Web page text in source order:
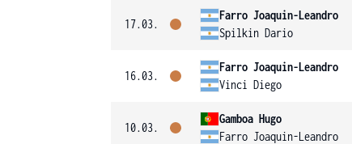
17.03.
Farro Joaquin-Leandro
Spilkin Dario
16.03.
Farro Joaquin-Leandro
Vinci Diego
10.03.
Gamboa Hugo
Farro Joaquin-Leandro